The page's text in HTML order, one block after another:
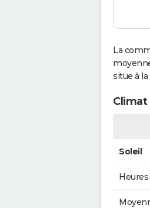
La
situe à
Climat
Soleil